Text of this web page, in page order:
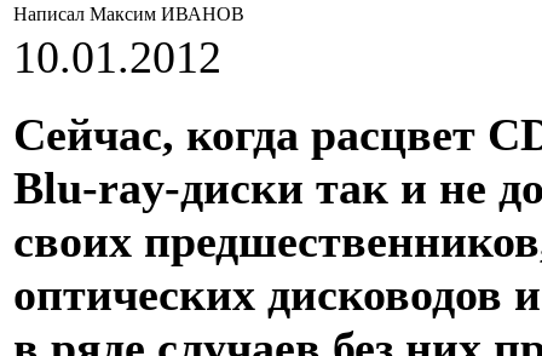
Написал Максим ИВАНОВ
10.01.2012
Сейчас, когда расцвет
Blu-ray-диски так и не
своих
оптических дисководов